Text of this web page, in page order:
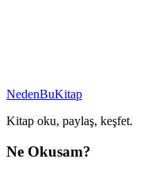
NedenBuKitap
Kitap oku, paylaş, keşfet.
Ne Okusam?